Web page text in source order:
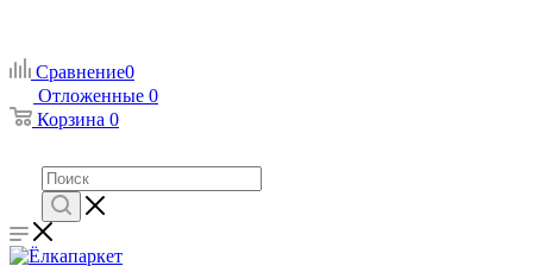
Сравнение0
Отложенные 0
Корзина 0